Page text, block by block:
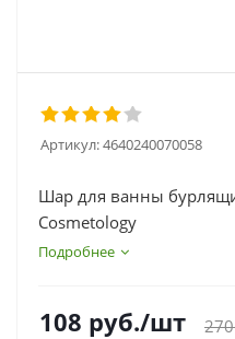
Артикул:4640240070058
Шар для ванны
Cosmetology
Подробнее
108 руб./шт 270